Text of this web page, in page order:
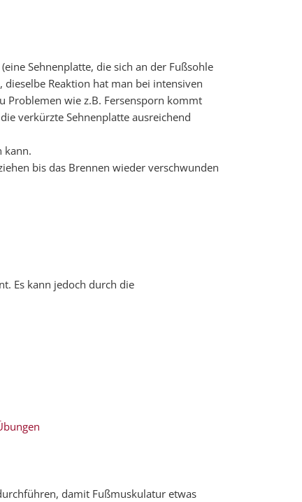
Sehnenplatte, die sich an der Fußsohle
Reaktion hat man bei intensiven
Problemen wie z.B. Fersensporn kommt
verkürzte Sehnenplatte ausreichend
kann.
bis das Brennen wieder verschwunden
Es kann jedoch durch die
damit Fußmuskulatur etwas